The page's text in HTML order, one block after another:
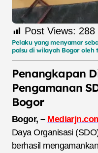
Post Views: 288
Pelaku yang menyamar
palsu di wilayah Bogor oleh
Penangkapan
Pengamanan
Bogor
Bogor, –
Daya Organisasi
berhasil